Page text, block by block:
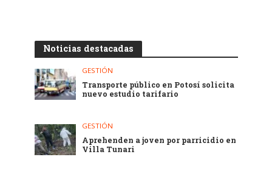
Noticias destacadas
GESTIÓN
Transporte público en Potosí solicita
nuevo estudio tarifario
GESTIÓN
Aprehenden a joven por parricidio en
Villa Tunari